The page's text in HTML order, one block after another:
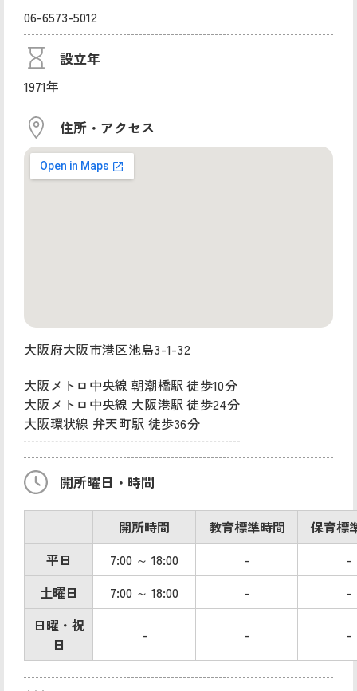
06-6573-5012
設立年
1971年
住所・アクセス
大阪府大阪市港区池島3-1-32
大阪メトロ中央線 朝潮橋駅 徒歩10分
大阪メトロ中央線 大阪港駅 徒歩24分
大阪環状線 弁天町駅 徒歩36分
開所曜日・時間
開所時間 教育標準時間
保育標
平日
7:00 ～ 18:00 -
-
土曜日
7:00 ～ 18:00 -
-
日曜・祝
日
- - -